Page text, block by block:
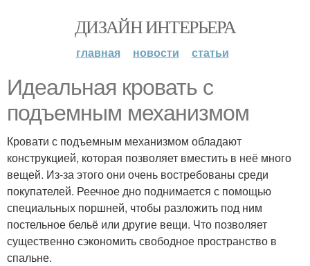
ДИЗАЙН ИНТЕРЬЕРА
главная новости статьи
Идеальная кровать с
подъемным механизмом
Кровати с подъемным механизмом обладают
конструкцией, которая позволяет вместить в неё много
вещей. Из-за этого они очень востребованы среди
покупателей. Реечное дно поднимается с помощью
специальных поршней, чтобы разложить под ним
постельное бельё или другие вещи. Что позволяет
существенно сэкономить свободное пространство в
спальне.